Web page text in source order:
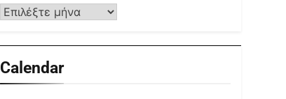
Calendar